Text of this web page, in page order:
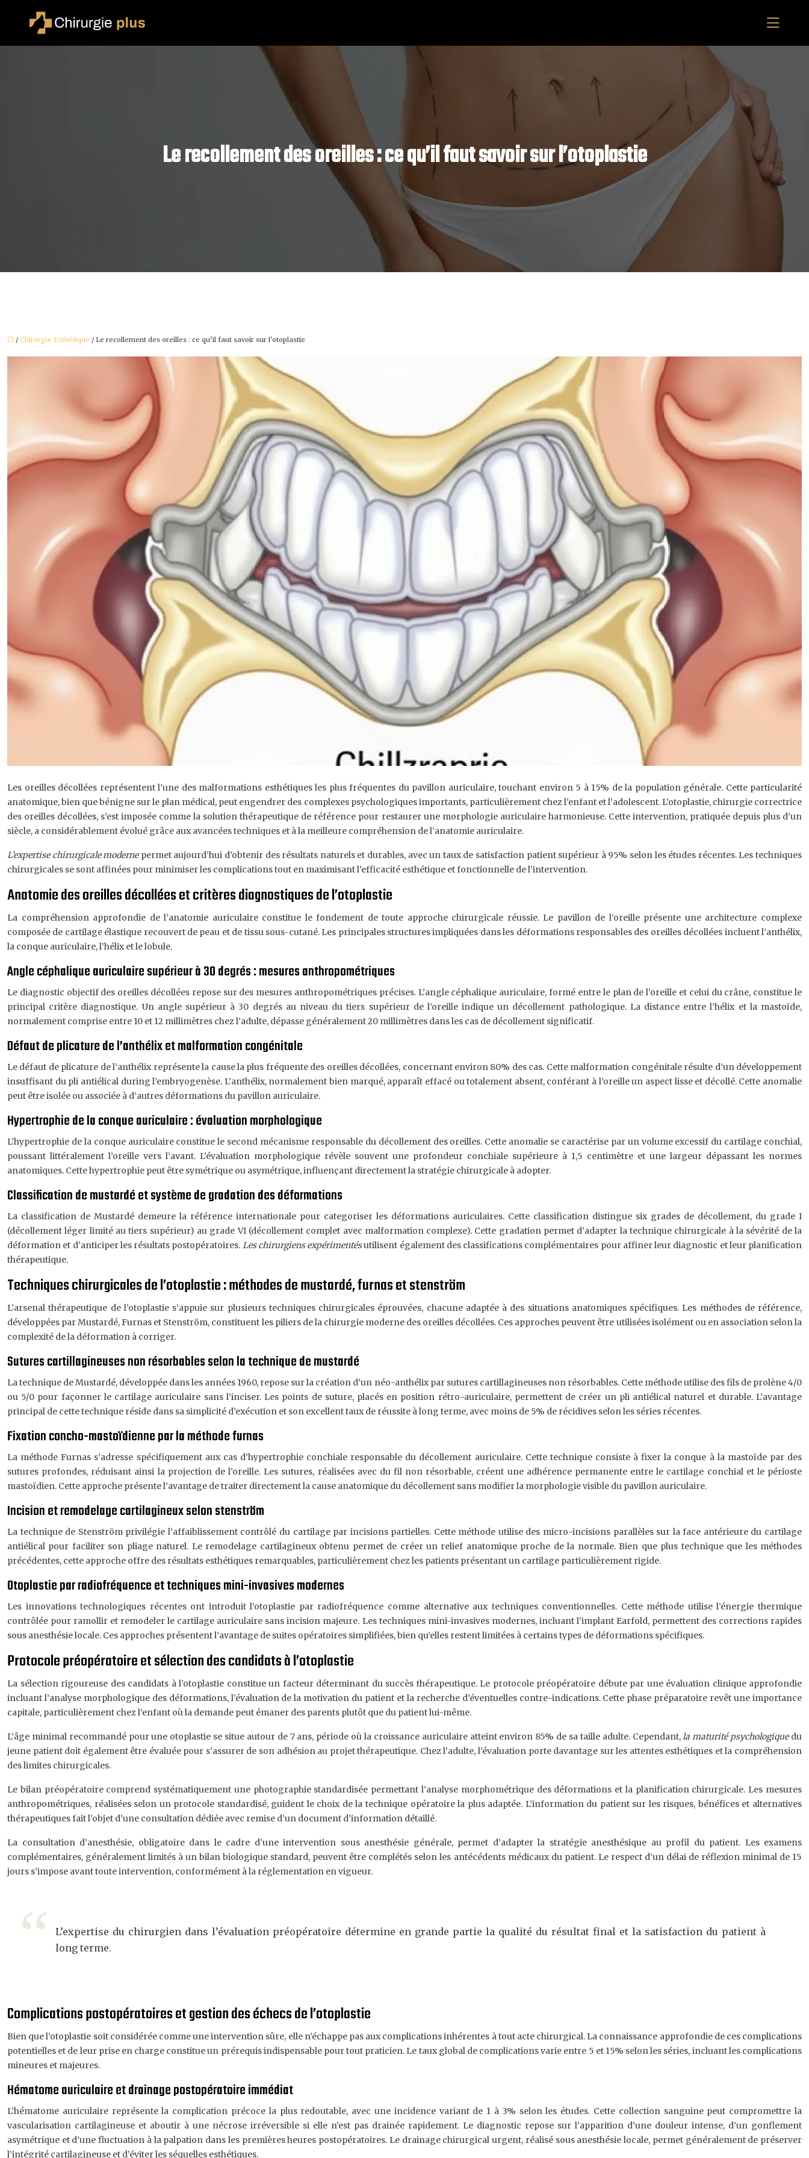
Le recollement des oreilles : ce qu’il faut savoir sur l’otoplastie
/ Chirurgie Esthétique / Le recollement des oreilles : ce qu’il faut savoir sur l’otoplastie
Les oreilles décollées représentent l’une des malformations esthétiques les plus fréquentes du pavillon auriculaire, touchant environ 5 à 15% de la population générale. Cette particularité
anatomique, bien que bénigne sur le plan médical, peut engendrer des complexes psychologiques importants, particulièrement chez l’enfant et l’adolescent. L’otoplastie, chirurgie correctrice
des oreilles décollées, s’est imposée comme la solution thérapeutique de référence pour restaurer une morphologie auriculaire harmonieuse. Cette intervention, pratiquée depuis plus d’un
siècle, a considérablement évolué grâce aux avancées techniques et à la meilleure compréhension de l’anatomie auriculaire.
L’expertise chirurgicale modernepermet aujourd’hui d’obtenir des résultats naturels et durables, avec un taux de satisfaction patient supérieur à 95% selon les études récentes. Les techniques
chirurgicales se sont affinées pour minimiser les complications tout en maximisant l’efficacité esthétique et fonctionnelle de l’intervention.
Anatomie des oreilles décollées et critères diagnostiques de l’otoplastie
La compréhension approfondie de l’anatomie auriculaire constitue le fondement de toute approche chirurgicale réussie. Le pavillon de l’oreille présente une architecture complexe
composée de cartilage élastique recouvert de peau et de tissu sous-cutané. Les principales structures impliquées dans les déformations responsables des oreilles décollées incluent l’anthélix,
la conque auriculaire, l’hélix et le lobule.
Angle céphalique auriculaire supérieur à 30 degrés : mesures anthropométriques
Le diagnostic objectif des oreilles décollées repose sur des mesures anthropométriques précises. L’angle céphalique auriculaire, formé entre le plan de l’oreille et celui du crâne, constitue le
principal critère diagnostique. Un angle supérieur à 30 degrés au niveau du tiers supérieur de l’oreille indique un décollement pathologique. La distance entre l’hélix et la mastoïde,
normalement comprise entre 10 et 12 millimètres chez l’adulte, dépasse généralement 20 millimètres dans les cas de décollement significatif.
Défaut de plicature de l’anthélix et malformation congénitale
Le défaut de plicature de l’anthélix représente la cause la plus fréquente des oreilles décollées, concernant environ 80% des cas. Cette malformation congénitale résulte d’un développement
insuffisant du pli antiélical during l’embryogenèse. L’anthélix, normalement bien marqué, apparaît effacé ou totalement absent, conférant à l’oreille un aspect lisse et décollé. Cette anomalie
peut être isolée ou associée à d’autres déformations du pavillon auriculaire.
Hypertrophie de la conque auriculaire : évaluation morphologique
L’hypertrophie de la conque auriculaire constitue le second mécanisme responsable du décollement des oreilles. Cette anomalie se caractérise par un volume excessif du cartilage conchial,
poussant littéralement l’oreille vers l’avant. L’évaluation morphologique révèle souvent une profondeur conchiale supérieure à 1,5 centimètre et une largeur dépassant les normes
anatomiques. Cette hypertrophie peut être symétrique ou asymétrique, influençant directement la stratégie chirurgicale à adopter.
Classification de mustardé et système de gradation des déformations
La classification de Mustardé demeure la référence internationale pour categoriser les déformations auriculaires. Cette classification distingue six grades de décollement, du grade I
(décollement léger limité au tiers supérieur) au grade VI (décollement complet avec malformation complexe). Cette gradation permet d’adapter la technique chirurgicale à la sévérité de la
déformation et d’anticiper les résultats postopératoires. Les chirurgiens expérimentésutilisent également des classifications complémentaires pour affiner leur diagnostic et leur planification
thérapeutique.
Techniques chirurgicales de l’otoplastie : méthodes de mustardé, furnas et stenström
L’arsenal thérapeutique de l’otoplastie s’appuie sur plusieurs techniques chirurgicales éprouvées, chacune adaptée à des situations anatomiques spécifiques. Les méthodes de référence,
développées par Mustardé, Furnas et Stenström, constituent les piliers de la chirurgie moderne des oreilles décollées. Ces approches peuvent être utilisées isolément ou en association selon la
complexité de la déformation à corriger.
Sutures cartillagineuses non résorbables selon la technique de mustardé
La technique de Mustardé, développée dans les années 1960, repose sur la création d’un néo-anthélix par sutures cartillagineuses non résorbables. Cette méthode utilise des fils de prolène 4/0
ou 5/0 pour façonner le cartilage auriculaire sans l’inciser. Les points de suture, placés en position rétro-auriculaire, permettent de créer un pli antiélical naturel et durable. L’avantage
principal de cette technique réside dans sa simplicité d’exécution et son excellent taux de réussite à long terme, avec moins de 5% de récidives selon les séries récentes.
Fixation concho-mastoïdienne par la méthode furnas
La méthode Furnas s’adresse spécifiquement aux cas d’hypertrophie conchiale responsable du décollement auriculaire. Cette technique consiste à fixer la conque à la mastoïde par des
sutures profondes, réduisant ainsi la projection de l’oreille. Les sutures, réalisées avec du fil non résorbable, créent une adhérence permanente entre le cartilage conchial et le périoste
mastoïdien. Cette approche présente l’avantage de traiter directement la cause anatomique du décollement sans modifier la morphologie visible du pavillon auriculaire.
Incision et remodelage cartilagineux selon stenström
La technique de Stenström privilégie l’affaiblissement contrôlé du cartilage par incisions partielles. Cette méthode utilise des micro-incisions parallèles sur la face antérieure du cartilage
antiélical pour faciliter son pliage naturel. Le remodelage cartilagineux obtenu permet de créer un relief anatomique proche de la normale. Bien que plus technique que les méthodes
précédentes, cette approche offre des résultats esthétiques remarquables, particulièrement chez les patients présentant un cartilage particulièrement rigide.
Otoplastie par radiofréquence et techniques mini-invasives modernes
Les innovations technologiques récentes ont introduit l’otoplastie par radiofréquence comme alternative aux techniques conventionnelles. Cette méthode utilise l’énergie thermique
contrôlée pour ramollir et remodeler le cartilage auriculaire sans incision majeure. Les techniques mini-invasives modernes, incluant l’implant Earfold, permettent des corrections rapides
sous anesthésie locale. Ces approches présentent l’avantage de suites opératoires simplifiées, bien qu’elles restent limitées à certains types de déformations spécifiques.
Protocole préopératoire et sélection des candidats à l’otoplastie
La sélection rigoureuse des candidats à l’otoplastie constitue un facteur déterminant du succès thérapeutique. Le protocole préopératoire débute par une évaluation clinique approfondie
incluant l’analyse morphologique des déformations, l’évaluation de la motivation du patient et la recherche d’éventuelles contre-indications. Cette phase préparatoire revêt une importance
capitale, particulièrement chez l’enfant où la demande peut émaner des parents plutôt que du patient lui-même.
L’âge minimal recommandé pour une otoplastie se situe autour de 7 ans, période où la croissance auriculaire atteint environ 85% de sa taille adulte. Cependant,la maturité psychologiquedu
jeune patient doit également être évaluée pour s’assurer de son adhésion au projet thérapeutique. Chez l’adulte, l’évaluation porte davantage sur les attentes esthétiques et la compréhension
des limites chirurgicales.
Le bilan préopératoire comprend systématiquement une photographie standardisée permettant l’analyse morphométrique des déformations et la planification chirurgicale. Les mesures
anthropométriques, réalisées selon un protocole standardisé, guident le choix de la technique opératoire la plus adaptée. L’information du patient sur les risques, bénéfices et alternatives
thérapeutiques fait l’objet d’une consultation dédiée avec remise d’un document d’information détaillé.
La consultation d’anesthésie, obligatoire dans le cadre d’une intervention sous anesthésie générale, permet d’adapter la stratégie anesthésique au profil du patient. Les examens
complémentaires, généralement limités à un bilan biologique standard, peuvent être complétés selon les antécédents médicaux du patient. Le respect d’un délai de réflexion minimal de 15
jours s’impose avant toute intervention, conformément à la réglementation en vigueur.
L’expertise du chirurgien dans l’évaluation préopératoire détermine en grande partie la qualité du résultat final et la satisfaction du patient à
long terme.
Complications postopératoires et gestion des échecs de l’otoplastie
Bien que l’otoplastie soit considérée comme une intervention sûre, elle n’échappe pas aux complications inhérentes à tout acte chirurgical. La connaissance approfondie de ces complications
potentielles et de leur prise en charge constitue un prérequis indispensable pour tout praticien. Le taux global de complications varie entre 5 et 15% selon les séries, incluant les complications
mineures et majeures.
Hématome auriculaire et drainage postopératoire immédiat
L’hématome auriculaire représente la complication précoce la plus redoutable, avec une incidence variant de 1 à 3% selon les études. Cette collection sanguine peut compromettre la
vascularisation cartilagineuse et aboutir à une nécrose irréversible si elle n’est pas drainée rapidement. Le diagnostic repose sur l’apparition d’une douleur intense, d’un gonflement
asymétrique et d’une fluctuation à la palpation dans les premières heures postopératoires. Le drainage chirurgical urgent, réalisé sous anesthésie locale, permet généralement de préserver
l’intégrité cartilagineuse et d’éviter les séquelles esthétiques.